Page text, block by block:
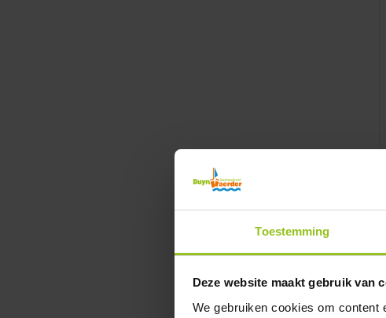
Toestemming
Deze website maakt gebruik van
We gebruiken cookies om content